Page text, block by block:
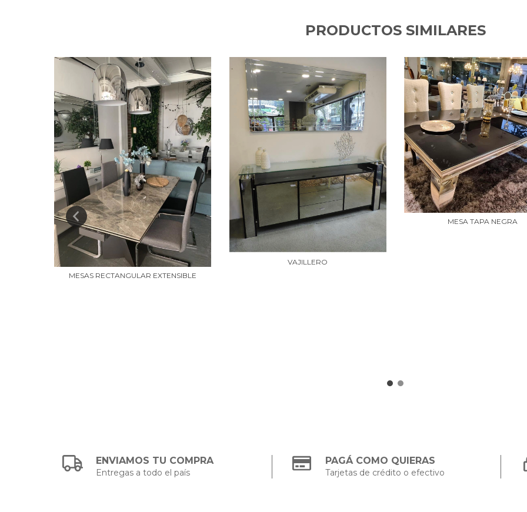
PRODUCTOS SIMILARES
MESAS RECTANGULAR EXTENSIBLE
VAJILLERO
MESA TAPA NEGRA
ENVIAMOS TU COMPRA
Entregas a todo el país
PAGÁ COMO QUIERAS
Tarjetas de crédito o efectivo